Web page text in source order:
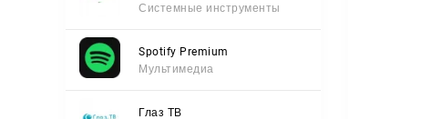
Системные инструменты
Spotify Premium
Мультимедиа
Глаз ТВ